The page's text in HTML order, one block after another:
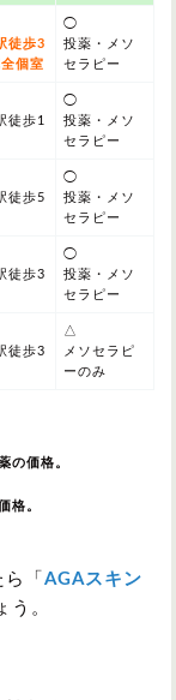
徒歩3
個室
◯
投薬・メソ
セラピー
徒歩1
◯
投薬・メソ
セラピー
徒歩5
◯
投薬・メソ
セラピー
徒歩3
◯
投薬・メソ
セラピー
徒歩3
△
メソセラピ
ーのみ
の価格。
格。
「 AGAスキン
う。